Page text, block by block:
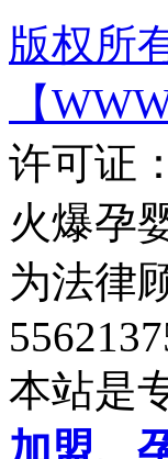
版权所
【
许可证
火爆孕
为法律
本站是
加盟、